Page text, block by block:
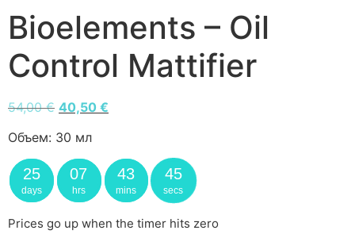
Bioelements – Oil
Control Mattifier
54,00€ 40,50 €
Объем: 30 мл
25
days
07
hrs
43
mins
45
secs
Prices go up when the timer hits zero